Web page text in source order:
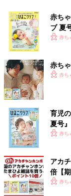
赤ち
ブ 夏
く！赤ち
赤ち
赤ち
育児
夏号
いっ赤ち
アカ
倍【期
赤ち